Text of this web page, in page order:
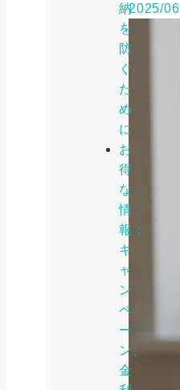
納
を
防
ぐ
た
め
に
お
得
な
情
報：
キ
ャ
ン
ペ
ー
ン、
金
2025/